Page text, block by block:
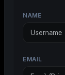
NAME
EMAIL